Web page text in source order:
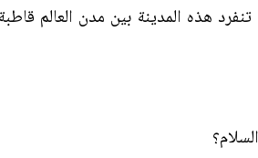
هذه المدينة بين مدن العالم